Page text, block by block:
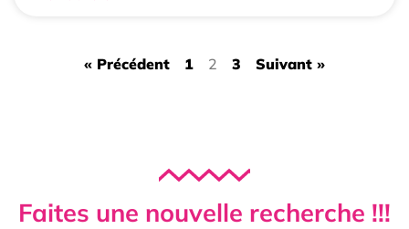
« Précédent 1 2 3 Suivant »
Faites une nouvelle recherche !!!